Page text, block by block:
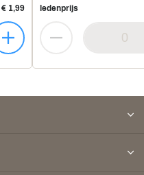
€ 1,99
ledenprijs